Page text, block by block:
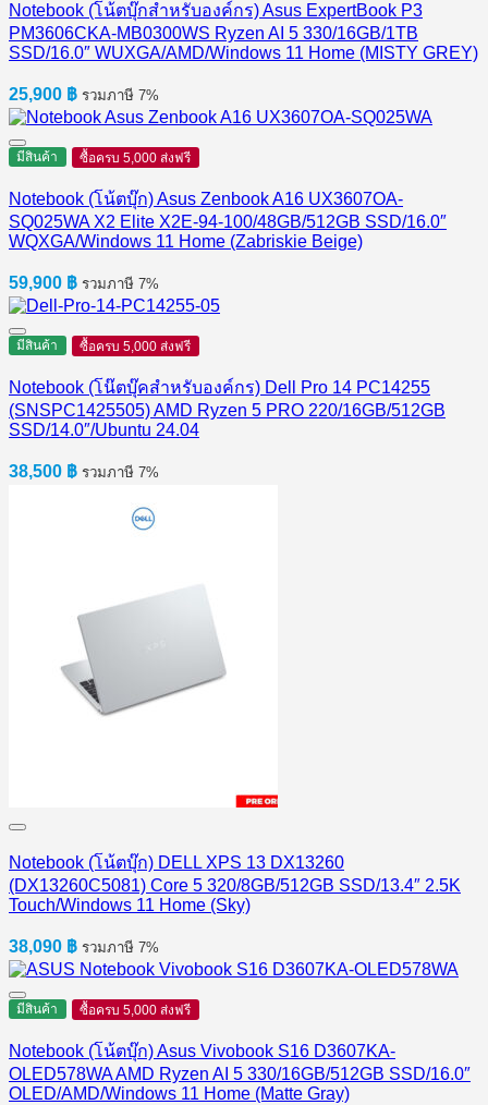
Notebook (โน้ตบุ๊กสำหรับองค์กร) Asus ExpertBook P3
PM3606CKA-MB0300WS Ryzen AI 5 330/16GB/1TB
SSD/16.0″ WUXGA/AMD/Windows 11 Home (MISTY GREY)
25,900 ฿ รวมภาษี 7%
มีสินค้า ซื้อครบ 5,000 ส่งฟรี
Notebook (โน้ตบุ๊ก) Asus Zenbook A16 UX3607OA-
SQ025WA X2 Elite X2E-94-100/48GB/512GB SSD/16.0″
WQXGA/Windows 11 Home (Zabriskie Beige)
59,900 ฿ รวมภาษี 7%
มีสินค้า ซื้อครบ 5,000 ส่งฟรี
Notebook (โน๊ตบุ๊คสำหรับองค์กร) Dell Pro 14 PC14255
(SNSPC1425505) AMD Ryzen 5 PRO 220/16GB/512GB
SSD/14.0″/Ubuntu 24.04
38,500 ฿ รวมภาษี 7%
Notebook (โน้ตบุ๊ก) DELL XPS 13 DX13260
(DX13260C5081) Core 5 320/8GB/512GB SSD/13.4″ 2.5K
Touch/Windows 11 Home (Sky)
38,090 ฿ รวมภาษี 7%
มีสินค้า ซื้อครบ 5,000 ส่งฟรี
Notebook (โน้ตบุ๊ก) Asus Vivobook S16 D3607KA-
OLED578WA AMD Ryzen AI 5 330/16GB/512GB SSD/16.0″
OLED/AMD/Windows 11 Home (Matte Gray)